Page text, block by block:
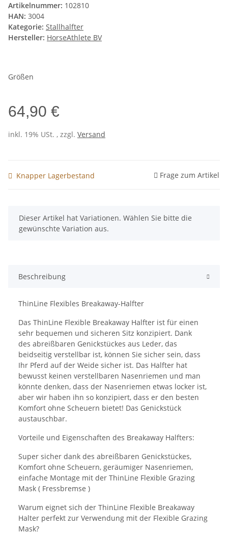
Artikelnummer: 102810
HAN: 3004
Kategorie: Stallhalfter
Hersteller: HorseAthlete BV
Größen
64,90 €
inkl. 19% USt. , zzgl. Versand
Knapper Lagerbestand Frage zum Artikel
x
Dieser Artikel hat Variationen. Wählen Sie bitte die
gewünschte Variation aus.
Beschreibung
ThinLine Flexibles Breakaway-Halfter
Das ThinLine Flexible Breakaway Halfter ist für einen
sehr bequemen und sicheren Sitz konzipiert. Dank
des abreißbaren Genickstückes aus Leder, das
beidseitig verstellbar ist, können Sie sicher sein, dass
Ihr Pferd auf der Weide sicher ist. Das Halfter hat
bewusst keinen verstellbaren Nasenriemen und man
könnte denken, dass der Nasenriemen etwas locker ist,
aber wir haben ihn so konzipiert, dass er den besten
Komfort ohne Scheuern bietet! Das Genickstück
austauschbar.
Vorteile und Eigenschaften des Breakaway Halfters:
Super sicher dank des abreißbaren Genickstückes,
Komfort ohne Scheuern, geräumiger Nasenriemen,
einfache Montage mit der ThinLine Flexible Grazing
Mask ( Fressbremse )
Warum eignet sich der ThinLine Flexible Breakaway
Halter perfekt zur Verwendung mit der Flexible Grazing
Mask?